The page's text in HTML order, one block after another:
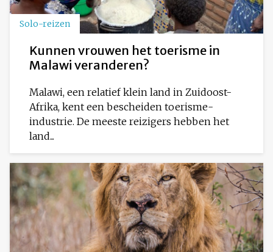
Solo-reizen
Kunnen vrouwen het toerisme in
Malawi veranderen?
Malawi, een relatief klein land in Zuidoost-
Afrika, kent een bescheiden toerisme-
industrie. De meeste reizigers hebben het
land...